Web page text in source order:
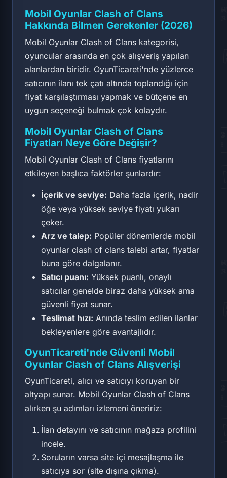
Mobil Oyunlar Clash of Clans
Hakkında Bilmen Gerekenler (2026)
Mobil Oyunlar Clash of Clans kategorisi,
oyuncular arasında en çok alışveriş yapılan
alanlardan biridir. OyunTicareti'nde yüzlerce
satıcının ilanı tek çatı altında toplandığı için
fiyat karşılaştırması yapmak ve bütçene en
uygun seçeneği bulmak çok kolaydır.
Mobil Oyunlar Clash of Clans
Fiyatları Neye Göre Değişir?
Mobil Oyunlar Clash of Clans fiyatlarını
etkileyen başlıca faktörler şunlardır:
İçerik ve seviye: Daha fazla içerik, nadir
öğe veya yüksek seviye fiyatı yukarı
çeker.
Arz ve talep: Popüler dönemlerde mobil
oyunlar clash of clans talebi artar, fiyatlar
buna göre dalgalanır.
Satıcı puanı: Yüksek puanlı, onaylı
satıcılar genelde biraz daha yüksek ama
güvenli fiyat sunar.
Teslimat hızı: Anında teslim edilen ilanlar
bekleyenlere göre avantajlıdır.
OyunTicareti'nde Güvenli Mobil
Oyunlar Clash of Clans Alışverişi
OyunTicareti, alıcı ve satıcıyı koruyan bir
altyapı sunar. Mobil Oyunlar Clash of Clans
alırken şu adımları izlemeni öneririz:
İlan detayını ve satıcının mağaza profilini
incele.
Soruların varsa site içi mesajlaşma ile
satıcıya sor (site dışına çıkma).